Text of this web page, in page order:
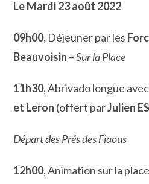
Le Mardi 23 août 2022
09h00, Déjeuner par les
Beauvoisin –Sur la Place
11h30,Abrivado longue
et Leron (offert parJulien
Départ des Prés des Fiaous
12h00,Animation sur la place